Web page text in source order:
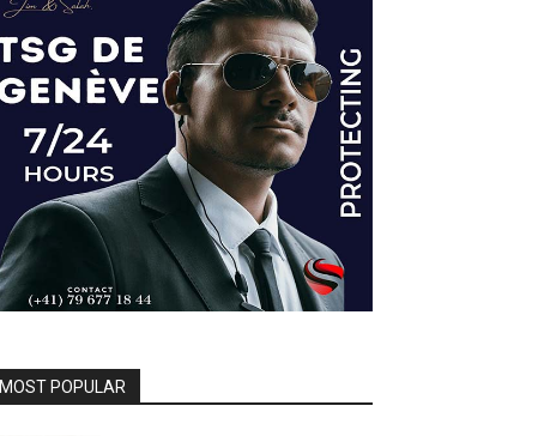
MOST POPULAR